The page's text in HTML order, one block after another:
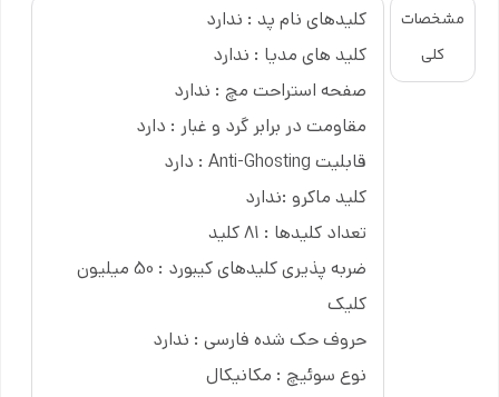
برابرسایش و محو شدنمقاوم هستند.
نورپردازی RGB جذاب
RGB قابل تنظیم، فضای بازی خود را مطابق با
سلیقه خود شخصی‌سازی کنید.
کاهش نویز با 5 لایه
متعدد جاذب صدا در داخل کیبورد،
را به حداقل می‌رساند و تجربه تایپ آرام و بی‌صدا را
فراهم می‌کند.
ساختار گسکت
مشخصات
کلی
کلیدهای نام پد : ندارد
کلید های مدیا : ندارد
صفحه استراحت مچ : ندارد
مقاومت در برابر گرد و غبار : دارد
قابلیت Anti-Ghosting : دارد
کلید ماکرو :‌ندارد
تعداد کلیدها : 81 کلید
ضربه پذیری کلیدهای کیبورد : 50 میلیون
کلیک
حروف حک شده فارسی : ندارد
نوع سوئیچ : مکانیکال